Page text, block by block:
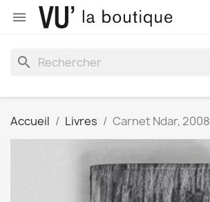

search
Accueil Livres Carnet Ndar, 2008